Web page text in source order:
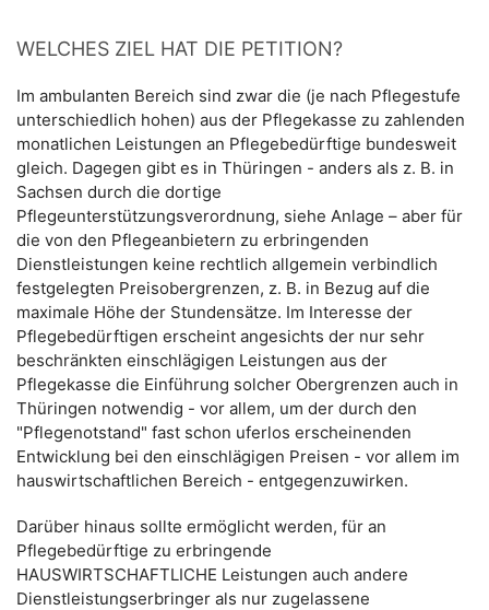
WELCHES ZIEL HAT DIE PETITION?
Im ambulanten Bereich sind zwar die (je nach Pflegestufe
unterschiedlich hohen) aus der Pflegekasse zu zahlenden
monatlichen Leistungen an Pflegebedürftige bundesweit
gleich. Dagegen gibt es in Thüringen - anders als z. B. in
Sachsen durch die dortige
Pflegeunterstützungsverordnung, siehe Anlage – aber für
die von den Pflegeanbietern zu erbringenden
Dienstleistungen keine rechtlich allgemein verbindlich
festgelegten Preisobergrenzen, z. B. in Bezug auf die
maximale Höhe der Stundensätze. Im Interesse der
Pflegebedürftigen erscheint angesichts der nur sehr
beschränkten einschlägigen Leistungen aus der
Pflegekasse die Einführung solcher Obergrenzen auch in
Thüringen notwendig - vor allem, um der durch den
"Pflegenotstand" fast schon uferlos erscheinenden
Entwicklung bei den einschlägigen Preisen - vor allem im
hauswirtschaftlichen Bereich - entgegenzuwirken.
Darüber hinaus sollte ermöglicht werden, für an
Pflegebedürftige zu erbringende
HAUSWIRTSCHAFTLICHE Leistungen auch andere
Dienstleistungserbringer als nur zugelassene